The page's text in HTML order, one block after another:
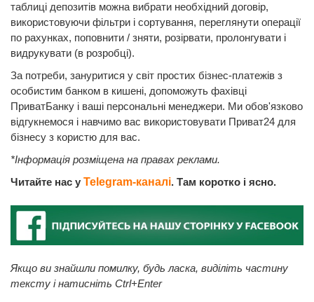
таблиці депозитів можна вибрати необхідний договір,
використовуючи фільтри і сортування, переглянути операції
по рахунках, поповнити / зняти, розірвати, пролонгувати і
видрукувати (в розробці).
За потреби, зануритися у світ простих бізнес-платежів з
особистим банком в кишені, допоможуть фахівці
ПриватБанку і ваші персональні менеджери. Ми обов'язково
відгукнемося і навчимо вас використовувати Приват24 для
бізнесу з користю для вас.
*Інформація розміщена на правах реклами.
Читайте нас у Telegram-каналі. Там коротко і ясно.
Якщо ви знайшли помилку, будь ласка, виділіть частину
тексту і натисніть Ctrl+Enter